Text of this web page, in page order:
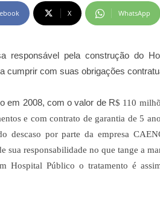
X WhatsApp
responsável pela construção do
cumprir com suas obrigações
em 2008, com o valor de R$ 110
e com contrato de garantia de 5
descaso por parte da empresa
sua responsabilidade no que tange a
Hospital Público o tratamento é